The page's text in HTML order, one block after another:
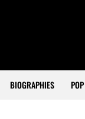
BIOGRAPHIES